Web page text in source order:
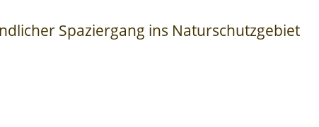
Spaziergang ins Naturschutzgebiet